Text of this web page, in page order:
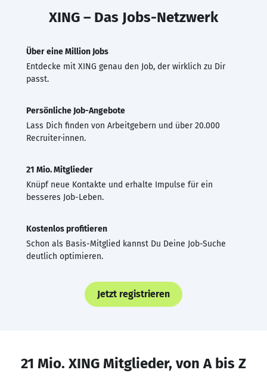
XING – Das Jobs-Netzwerk
Über eine Million Jobs
Entdecke mit XING genau den Job, der wirklich zu Dir
passt.
Persönliche Job-Angebote
Lass Dich finden von Arbeitgebern und über 20.000
Recruiter·innen.
21 Mio. Mitglieder
Knüpf neue Kontakte und erhalte Impulse für ein
besseres Job-Leben.
Kostenlos profitieren
Schon als Basis-Mitglied kannst Du Deine Job-Suche
deutlich optimieren.
Jetzt registrieren
21 Mio. XING Mitglieder, von A bis Z